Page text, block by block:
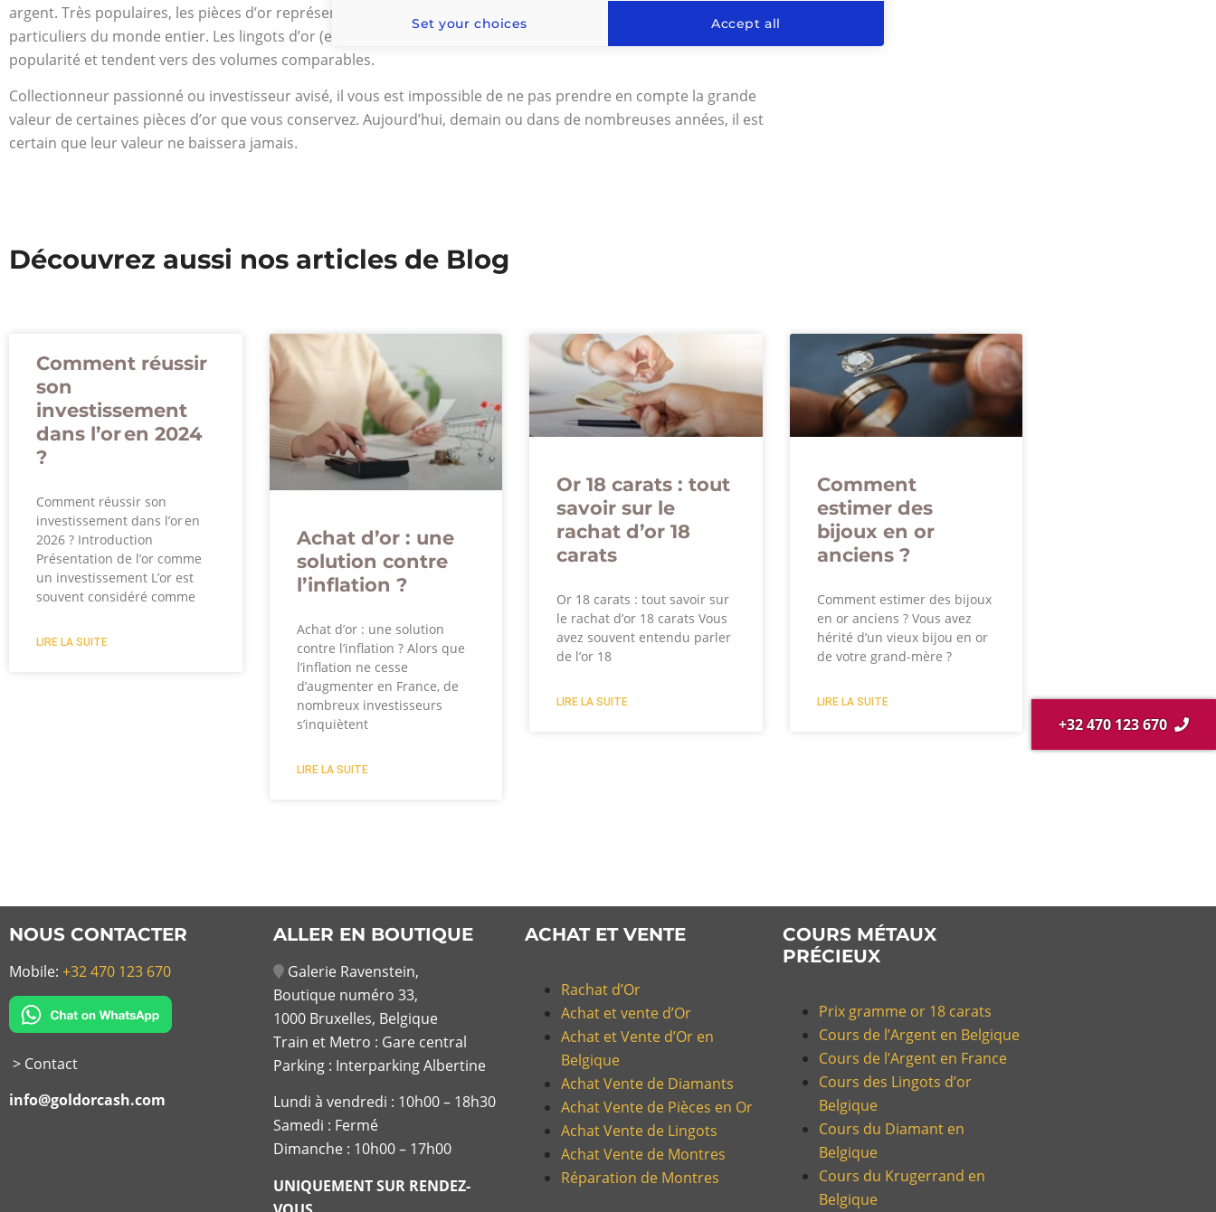
argent. Très populaires, les pièces d’or représentent la forme de négoce de métal jaune la plus échangée par les
particuliers du monde entier. Les lingots d’or (et en particulier les plus petites versions en lingots) gagnent en
popularité et tendent vers des volumes comparables.
Collectionneur passionné ou investisseur avisé, il vous est impossible de ne pas prendre en compte la grande
valeur de certaines pièces d’or que vous conservez. Aujourd’hui, demain ou dans de nombreuses années, il est
certain que leur valeur ne baissera jamais.
Découvrez aussi nos articles de Blog
Comment réussir
son
investissement
dans l’or en 2024
?
Comment réussir son
investissement dans l’or en
2026 ? Introduction
Présentation de l’or comme
un investissement L’or est
souvent considéré comme
LIRE LA SUITE
Achat d’or : une
solution contre
l’inflation ?
Achat d’or : une solution
contre l’inflation ? Alors que
l’inflation ne cesse
d’augmenter en France, de
nombreux investisseurs
s’inquiètent
LIRE LA SUITE
Or 18 carats : tout
savoir sur le
rachat d’or 18
carats
Or 18 carats : tout savoir sur
le rachat d’or 18 carats Vous
avez souvent entendu parler
de l’or 18
LIRE LA SUITE
Comment
estimer des
bijoux en or
anciens ?
Comment estimer des bijoux
en or anciens ? Vous avez
hérité d’un vieux bijou en or
de votre grand-mère ?
LIRE LA SUITE
NOUS CONTACTER
Mobile: +32 470 123 670
> Contact
info@goldorcash.com
+32 470 123 670
ALLER EN BOUTIQUE
Galerie Ravenstein,
Boutique numéro 33,
1000 Bruxelles, Belgique
Train et Metro : Gare central
Parking : Interparking Albertine
Lundi à vendredi : 10h00 – 18h30
Samedi : Fermé
Dimanche : 10h00 – 17h00
UNIQUEMENT SUR RENDEZ-
ACHAT ET VENTE
Rachat d’Or
Achat et vente d’Or
Achat et Vente d’Or en
Belgique
Achat Vente de Diamants
Achat Vente de Pièces en Or
Achat Vente de Lingots
Achat Vente de Montres
Réparation de Montres
COURS MÉTAUX
PRÉCIEUX
Prix gramme or 18 carats
Cours de l’Argent en Belgique
Cours de l’Argent en France
Cours des Lingots d’or
Belgique
Cours du Diamant en
Belgique
Cours du Krugerrand en
Belgique
Set your choices Accept all